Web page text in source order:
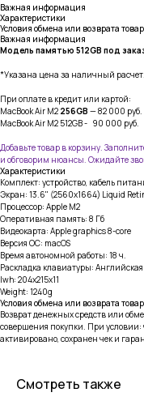
Важная информация
Характеристики
Условия обмена или возврата
Важная информация
Модель памятью 512GB под
*Указана цена за наличный расчет.
При оплате в кредит или картой:
MacBook Air M2 256GB — 82 000 руб.
MacBook Air M2 512GB - 90 000 руб.
Добавьте товар в корзину.
и обговорим нюансы. Ожидайте
Характеристики
Комплект: устройство, кабель
Экран: 13.6" (2560x1664) Liquid
Процессор: Apple M2
Оперативная память: 8 Гб
Видеокарта: Apple graphics 8-core
Версия ОС: macOS
Время автономной работы: 18 ч.
Раскладка клавиатуры: Английская
lwh: 204x215x11
Weight: 1240g
Условия обмена или возврата
Возврат денежных средств или
совершения покупки. При
активировано, сохранен чек и
Смотреть также
Каталог
iPhone
iPad
тел: 8-914-926-96-10